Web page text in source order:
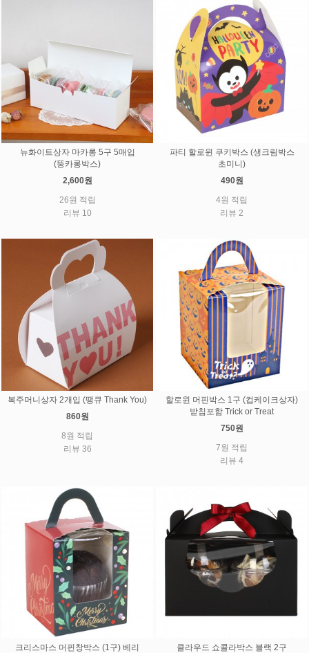
뉴화이트상자 마카롱 5구 5매입
(뚱카롱박스)
2,600원
26원 적립
리뷰 10
파티 할로윈 쿠키박스 (생크림박스
초미니)
490원
4원 적립
리뷰 2
복주머니상자 2개입 (땡큐 Thank You)
860원
8원 적립
리뷰 36
할로윈 머핀박스 1구 (컵케이크상자)
받침포함 Trick or Treat
750원
7원 적립
리뷰 4
크리스마스 머핀창박스 (1구) 베리
클라우드 쇼콜라박스 블랙 2구